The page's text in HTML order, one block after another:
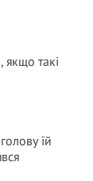
якщо такі
їй